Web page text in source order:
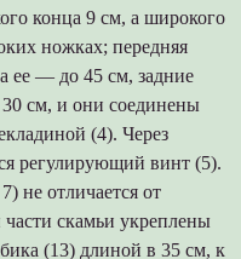
конца 9 см, а широкого
ножках; передняя
ее — до 45 см, задние
см, и они соединены
(4). Через
регулирующий винт (5).
не отличается от
скамьи укреплены
(13) длиной в 35 см, к